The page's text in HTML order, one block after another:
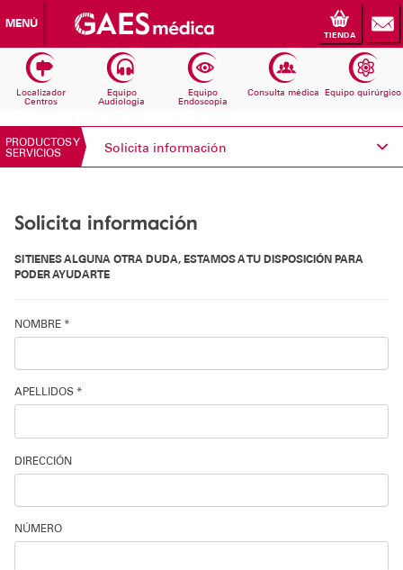
MENÚ
TIENDA
Localizador
Centros
Equipo
Audiologia
Equipo
Endoscopia
Consulta médica Equipo quirúrgico
PRODUCTOS Y
SERVICIOS
Solicita información
Equipos Audiología
Equipos Endoscopia
Solicita información
Soporte técnico
Solicita información
SI TIENES ALGUNA OTRA DUDA, ESTAMOS A TU DISPOSICIÓN PARA
PODER AYUDARTE
NOMBRE *
APELLIDOS *
DIRECCIÓN
NÚMERO